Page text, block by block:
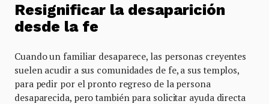
Resignificar la desaparición
desde la fe
Cuando un familiar desaparece, las personas creyentes
suelen acudir a sus comunidades de fe, a sus templos,
para pedir por el pronto regreso de la persona
desaparecida, pero también para solicitar ayuda directa